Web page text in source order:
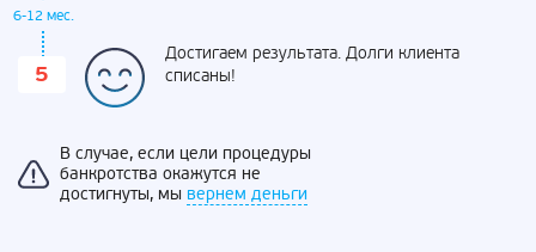
6-12 мес.
Достигаем результата. Долги клиента
списаны!
В случае, если цели процедуры
банкротства окажутся не
достигнуты, мы вернем деньги